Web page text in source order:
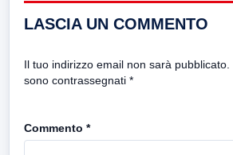
LASCIA UN COMMENTO
Il tuo indirizzo email non sarà pubblicato.
sono contrassegnati *
Commento *